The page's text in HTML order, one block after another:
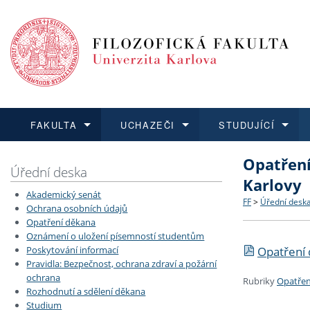
FAKULTA
Dozvědět se více
Struktura
Strategie
UCHAZEČI
Podat přihlášku
Co
Učitelské
STUDUJÍCÍ
Dozvědět se více
Dozvědět se více
O vědě a
Dozvědět se více
Aktuální
Úřední deska
Akademický senát
Ochrana osobních údajů
Opatření děkana
Oznámení o uložení písemností studentům
Poskytování informací
Pravidla: Bezpečnost, ochrana zdraví a požární
ochrana
Rozhodnutí a sdělení děkana
Studium
Karlovy
FF > Úřední deska
Opatření
Rubriky